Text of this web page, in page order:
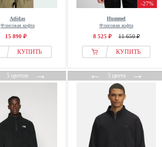
Adidas
Флисовая кофта
15 890 ₽
КУПИТЬ
-27%
Hummel
Флисовая кофта
8 525 ₽ 11 650 ₽
КУПИТЬ
5 цветов→ ←3 цвета→